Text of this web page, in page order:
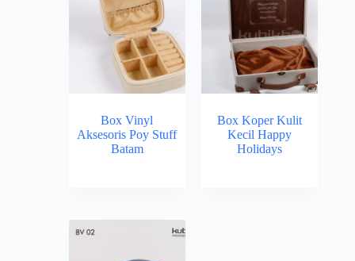
Box Vinyl
Aksesoris Poy Stuff
Batam
Box Koper Kulit
Kecil Happy
Holidays